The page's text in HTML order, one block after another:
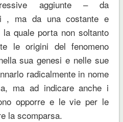
aggiunte – da
, ma da una costante e
la quale porta non soltanto
le origini del fenomeno
sua genesi e nelle sue
radicalmente in nome
ma ad indicare anche i
opporre e le vie per le
la scomparsa.